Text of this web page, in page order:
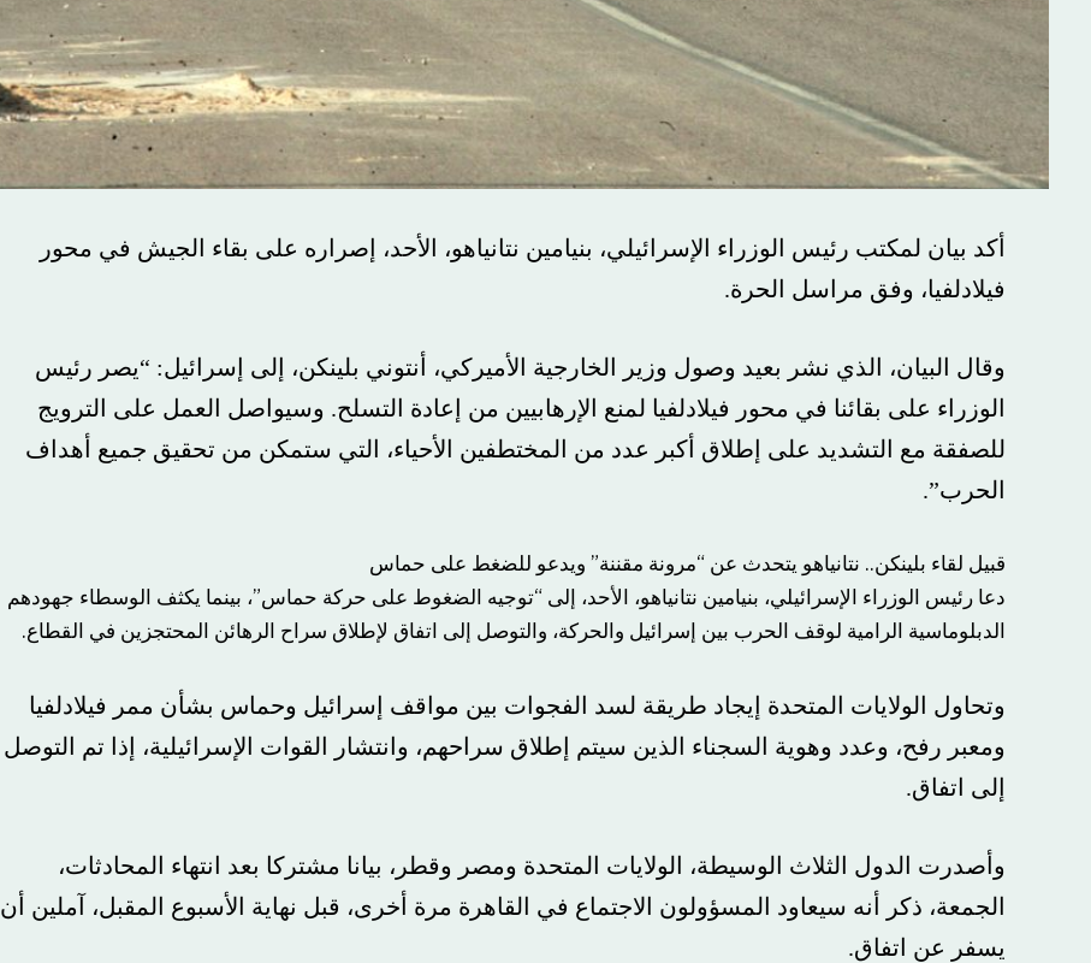
أكد بيان لمكتب رئيس الوزراء الإسرائيلي، بنيامين نتانياهو، الأحد، إصراره على بقاء الجيش في محور
فيلادلفيا، وفق مراسل الحرة.
وقال البيان، الذي نشر بعيد وصول وزير الخارجية الأميركي، أنتوني بلينكن، إلى إسرائيل: “يصر رئيس
الوزراء على بقائنا في محور فيلادلفيا لمنع الإرهابيين من إعادة التسلح. وسيواصل العمل على الترويج
للصفقة مع التشديد على إطلاق أكبر عدد من المختطفين الأحياء، التي ستمكن من تحقيق جميع أهداف
الحرب”.
قبيل لقاء بلينكن.. نتانياهو يتحدث عن “مرونة مقننة” ويدعو للضغط على حماس
دعا رئيس الوزراء الإسرائيلي، بنيامين نتانياهو، الأحد، إلى “توجيه الضغوط على حركة حماس”، بينما يكثف الوسطاء جهودهم
الدبلوماسية الرامية لوقف الحرب بين إسرائيل والحركة، والتوصل إلى اتفاق لإطلاق سراح الرهائن المحتجزين في القطاع.
وتحاول الولايات المتحدة إيجاد طريقة لسد الفجوات بين مواقف إسرائيل وحماس بشأن ممر فيلادلفيا
ومعبر رفح، وعدد وهوية السجناء الذين سيتم إطلاق سراحهم، وانتشار القوات الإسرائيلية، إذا تم التوصل
إلى اتفاق.
وأصدرت الدول الثلاث الوسيطة، الولايات المتحدة ومصر وقطر، بيانا مشتركا بعد انتهاء المحادثات،
الجمعة، ذكر أنه سيعاود المسؤولون الاجتماع في القاهرة مرة أخرى، قبل نهاية الأسبوع المقبل، آملين أن
يسفر عن اتفاق.